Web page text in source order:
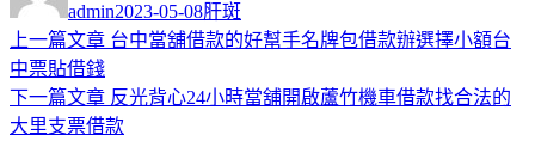
admin
日
2023-05-08肝斑
文
章
導
上一篇文章 上
篇
文
台中當舖借款的好幫手名牌包借款辦選擇小額台
中票貼借錢
下一篇文章 下
一
反光背心24小時當舖開啟蘆竹機車借款找合法的
大里支票借款